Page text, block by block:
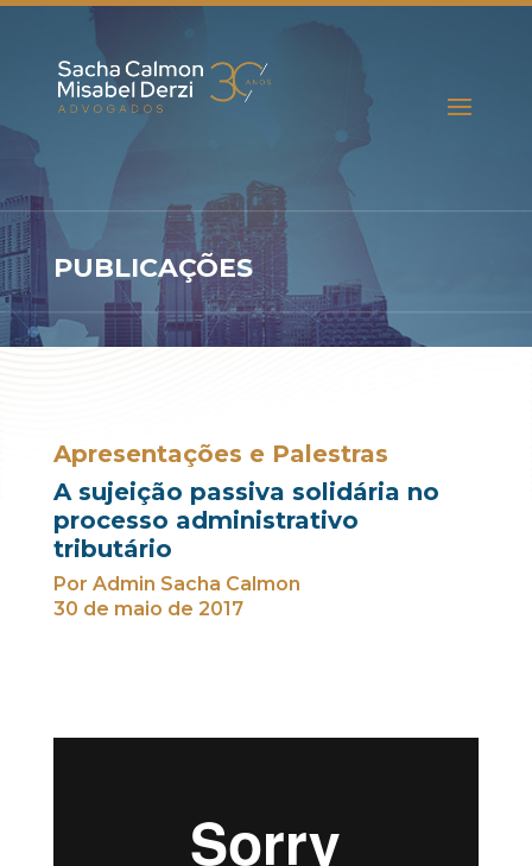
PUBLICAÇÕES
Apresentações e Palestras
A sujeição passiva solidária no
processo administrativo
tributário
Por Admin Sacha Calmon
30 de maio de 2017